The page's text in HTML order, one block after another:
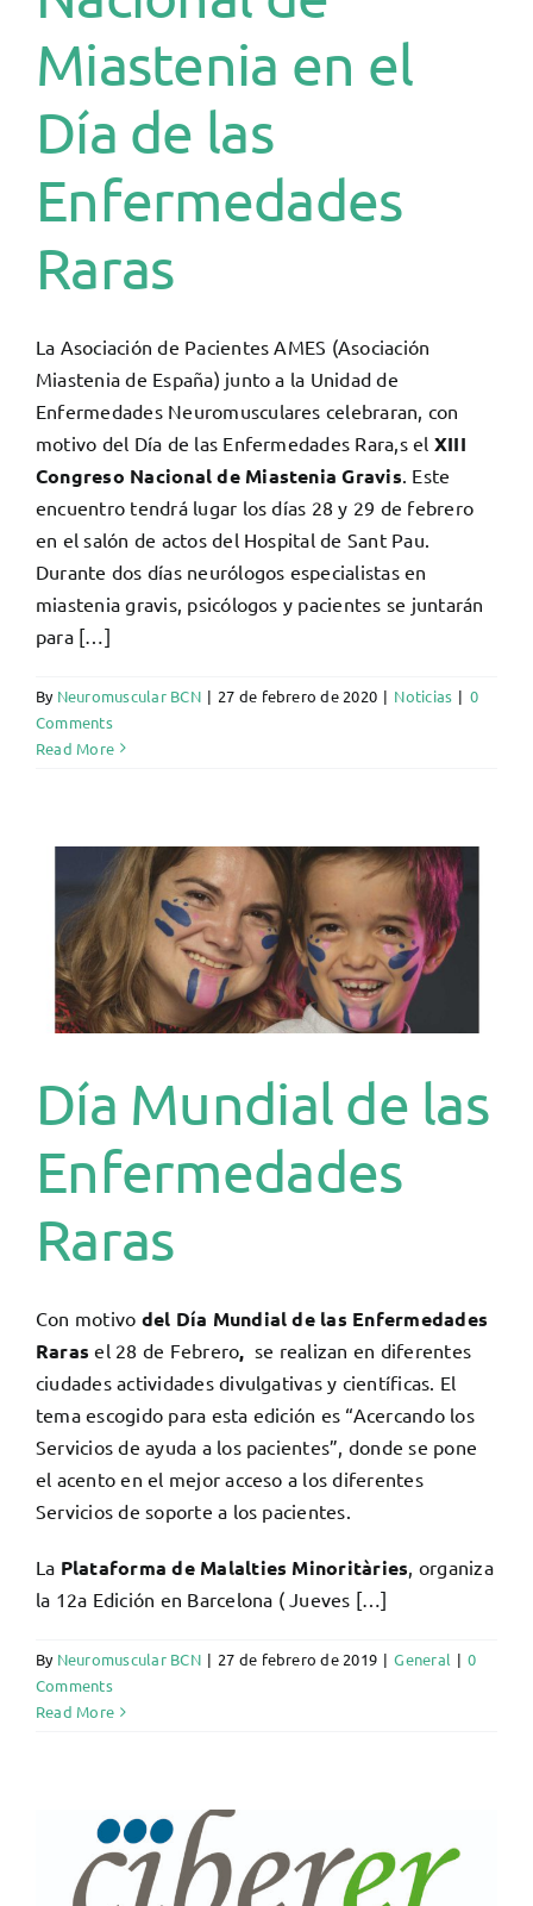
Miastenia en el
Día de las
Enfermedades
Raras
La Asociación de Pacientes AMES (Asociación
Miastenia de España) junto a la Unidad de
Enfermedades Neuromusculares celebraran, con
motivo del Día de las Enfermedades Rara,s el XIII
Congreso Nacional de Miastenia Gravis . Este
encuentro tendrá lugar los días 28 y 29 de febrero
en el salón de actos del Hospital de Sant Pau.
Durante dos días neurólogos especialistas en
miastenia gravis, psicólogos y pacientes se juntarán
para […]
By Neuromuscular BCN | 27 de febrero de 2020 | Noticias | 0
Comments
Read More
Día Mundial de las
Enfermedades
Raras
Con motivo del Día Mundial de las Enfermedades
Rarasel 28 de Febrero, se realizan en diferentes
ciudades actividades divulgativas y científicas. El
tema escogido para esta edición es “Acercando los
Servicios de ayuda a los pacientes”, donde se pone
el acento en el mejor acceso a los diferentes
Servicios de soporte a los pacientes.
La Plataforma de Malalties Minoritàries, organiza
la 12a Edición en Barcelona ( Jueves […]
By Neuromuscular BCN | 27 de febrero de 2019 | General | 0
Comments
Read More